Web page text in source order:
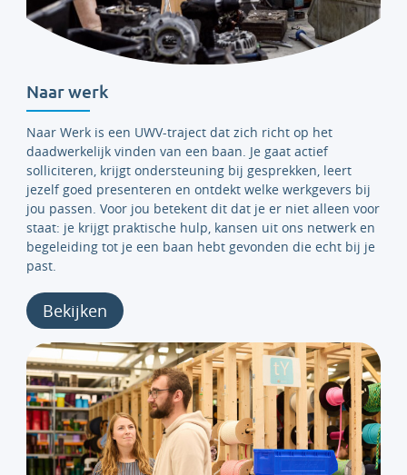
Naar werk
Naar Werk is een UWV-traject dat zich richt op het
daadwerkelijk vinden van een baan. Je gaat actief
solliciteren, krijgt ondersteuning bij gesprekken, leert
jezelf goed presenteren en ontdekt welke werkgevers bij
jou passen. Voor jou betekent dit dat je er niet alleen voor
staat: je krijgt praktische hulp, kansen uit ons netwerk en
begeleiding tot je een baan hebt gevonden die echt bij je
past.
Bekijken